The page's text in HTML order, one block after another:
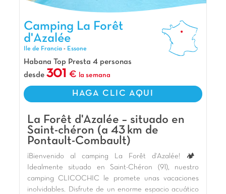
esté prohibido, ¡entonces Capfun Village Parisien
el Parque Astérix, es el cuartel general perfecto
para aventureros en busca de emociones fuertes
y noches 100 % divertidas.
Nuestros Extras
A 30 min de Disneyland
Camping La Forêt d'Azalée, Camping Ile de Francia
Camping La Forêt
d'Azalée
Ile de Francia - Essone
Habana Top Presta 4 personas
desde 301 la semana
HAGA CLIC AQUI
La Forêt d'Azalée – situado en
Saint-chéron (a 43 km de
Pontault-Combault)
¡Bienvenido al camping La Forêt d'Azalée! 🏕️
Idealmente situado en Saint-Chéron (91), nuestro
camping CLICOCHIC le promete unas vacaciones
inolvidables. Disfrute de un enorme espacio acuático